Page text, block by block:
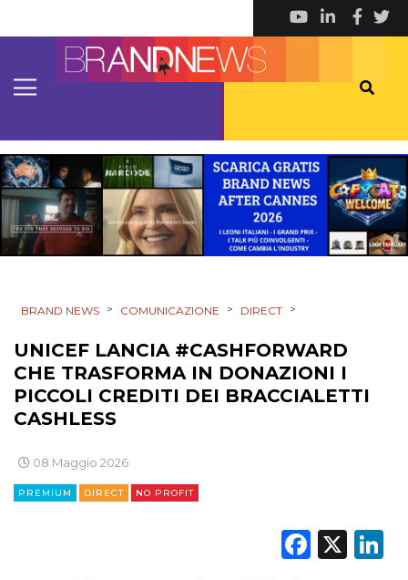
MOBILE
PROMOZIONI
PRODOTTI
PUNTI VENDITA
CSR
CINEMA
DIGITALE
EDITORIA
BRAND NEWS > COMUNICAZIONE > DIRECT >
UNICEF LANCIA #CASHFORWARD
CHE TRASFORMA IN DONAZIONI I
PICCOLI CREDITI DEI BRACCIALETTI
CASHLESS
08 Maggio 2026
PREMIUM DIRECT NO PROFIT
X